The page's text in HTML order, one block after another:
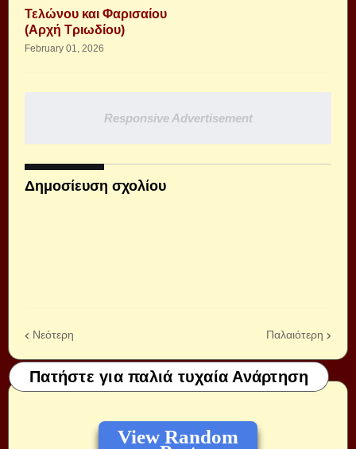
Τελώνου και Φαρισαίου
(Αρχή Τριωδίου)
February 01, 2026
Responsive Advertisement
Δημοσίευση σχολίου
Νεότερη Παλαιότερη
Πατήστε για παλιά τυχαία Ανάρτηση
View Random